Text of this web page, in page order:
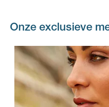
Onze exclusieve